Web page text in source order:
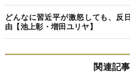
どんなに習近平が激怒しても、反
由【池上彰・増田ユリヤ】
関連記事